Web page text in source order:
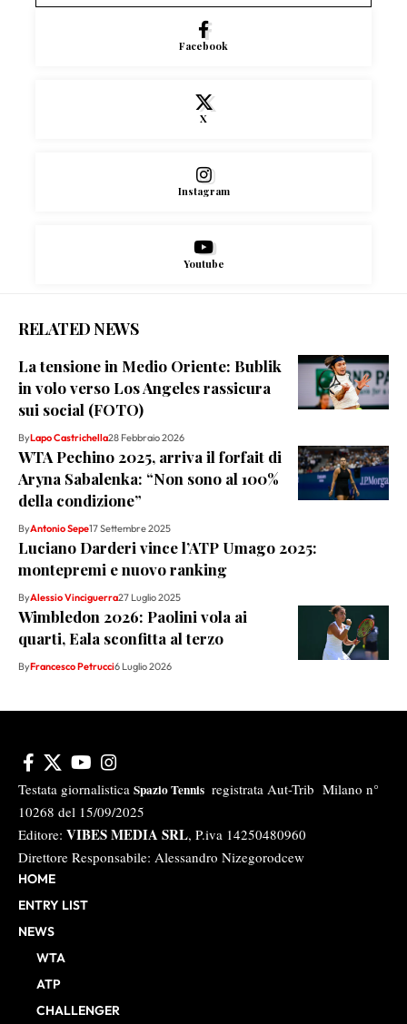
Facebook
X
Instagram
Youtube
RELATED NEWS
La tensione in Medio Oriente: Bublik
in volo verso Los Angeles rassicura
sui social (FOTO)
ByLapo Castrichella28 Febbraio 2026
WTA Pechino 2025, arriva il forfait di
Aryna Sabalenka: “Non sono al 100%
della condizione”
ByAntonio Sepe17 Settembre 2025
Luciano Darderi vince l’ATP Umago 2025:
montepremi e nuovo ranking
ByAlessio Vinciguerra27 Luglio 2025
Wimbledon 2026: Paolini vola ai
quarti, Eala sconfitta al terzo
ByFrancesco Petrucci6 Luglio 2026
Testata giornalistica Spazio Tennis registrata Aut-Trib Milano n°
10268 del 15/09/2025
Editore: VIBES MEDIA SRL, P.iva 14250480960
Direttore Responsabile: Alessandro Nizegorodcew
HOME
ENTRY LIST
NEWS
WTA
ATP
CHALLENGER